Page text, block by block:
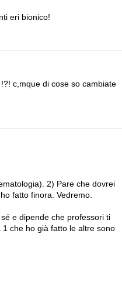
eri bionico!
c,mque di cose so cambiate
2) Pare che dovrei
fatto finora. Vedremo.
e dipende che professori ti
che ho già fatto le altre sono